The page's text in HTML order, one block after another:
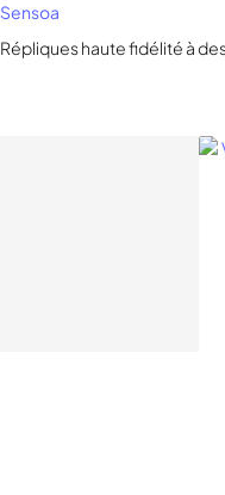
Sensoa
Répliques haute fidélité à